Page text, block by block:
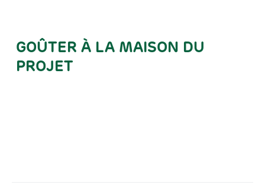
GOÛTER À LA MAISON DU
PROJET